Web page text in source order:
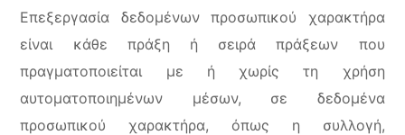
Επεξεργασία δεδομένων προσωπικού χαρακτήρα
είναι κάθε πράξη ή σειρά πράξεων που
πραγματοποιείται με ή χωρίς τη χρήση
αυτοματοποιημένων μέσων, σε δεδομένα
προσωπικού χαρακτήρα, όπως η συλλογή,